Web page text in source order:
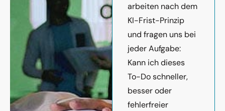
arbeiten nach dem
KI-Frist-Prinzip
und fragen uns bei
jeder Aufgabe:
Kann ich dieses
To-Do schneller,
besser oder
fehlerfreier